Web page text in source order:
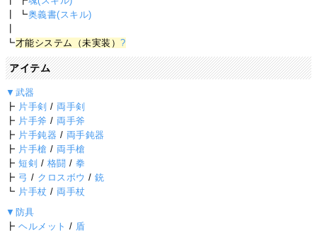
┃ ┗奥義書(スキル)
┗才能システム（未実装）?
アイテム
▼武器
┣ 片手剣 / 両手剣
┣ 片手斧 / 両手斧
┣ 片手鈍器 / 両手鈍器
┣ 片手槍 / 両手槍
┣短剣 / 格闘 /拳
┣ 弓 / クロスボウ /銃
┗ 片手杖 / 両手杖
▼防具
┣ヘルメット / 盾